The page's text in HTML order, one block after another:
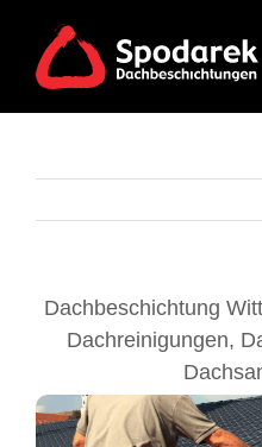
content
Dachbeschichtung
Dachreinigungen,